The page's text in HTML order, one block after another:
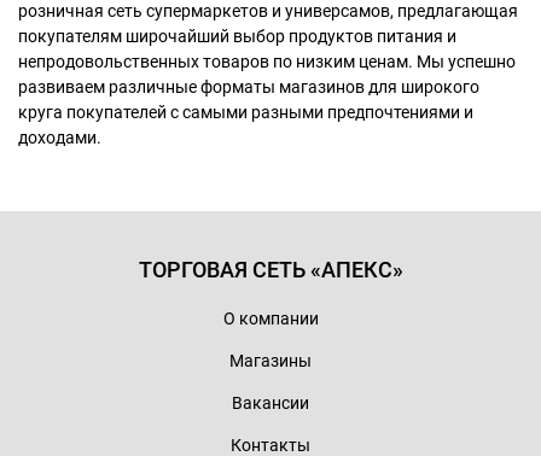
розничная сеть супермаркетов и универсамов, предлагающая
покупателям широчайший выбор продуктов питания и
непродовольственных товаров по низким ценам. Мы успешно
развиваем различные форматы магазинов для широкого
круга покупателей с самыми разными предпочтениями и
доходами.
ТОРГОВАЯ СЕТЬ «АПЕКС»
О компании
Магазины
Вакансии
Контакты